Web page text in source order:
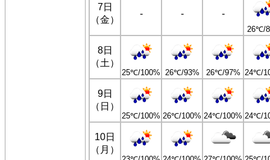
7日
（金）
- - -
26℃/
8日
（土）
25℃/100% 26℃/93% 26℃/97% 24℃/
9日
（日）
25℃/100% 26℃/100% 24℃/100% 24℃/
10日
（月）